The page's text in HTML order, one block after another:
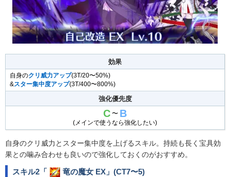
効果
自身のクリ威力アップ(3T/20〜50%)
& スター集中度アップ(3T/400〜800%)
強化優先度
C 〜 B
(メインで使うなら強化したい)
自身のクリ威力とスター集中度を上げるスキル。持続も長く宝具効
果との噛み合わせも良いので強化しておくのがおすすめ。
スキル2「 竜の魔女 EX 」(CT7〜5)